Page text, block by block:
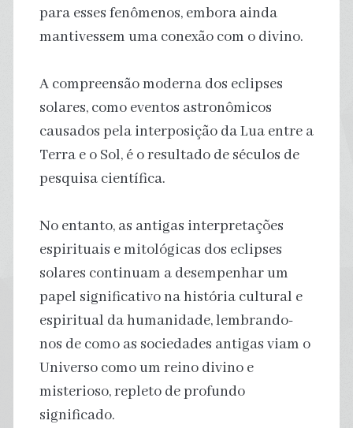
para esses fenômenos, embora ainda
mantivessem uma conexão com o divino.
A compreensão moderna dos eclipses
solares, como eventos astronômicos
causados pela interposição da Lua entre a
Terra e o Sol, é o resultado de séculos de
pesquisa científica.
No entanto, as antigas interpretações
espirituais e mitológicas dos eclipses
solares continuam a desempenhar um
papel significativo na história cultural e
espiritual da humanidade, lembrando-
nos de como as sociedades antigas viam o
Universo como um reino divino e
misterioso, repleto de profundo
significado.